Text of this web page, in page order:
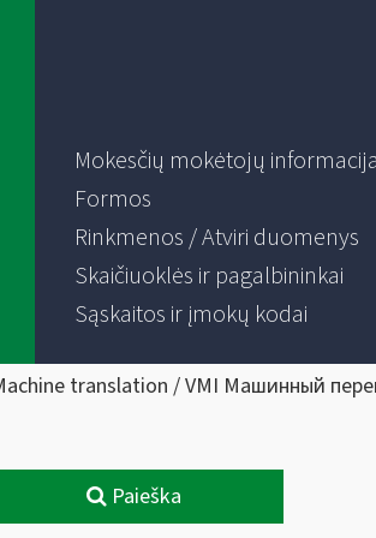
Mokesčių mokėtojų informacija
Formos
Rinkmenos / Atviri duomenys
Skaičiuoklės ir pagalbininkai
Sąskaitos ir įmokų kodai
translation / VMI Машинный
Paieška